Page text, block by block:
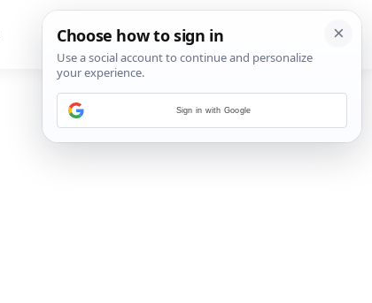
Sign in with Google